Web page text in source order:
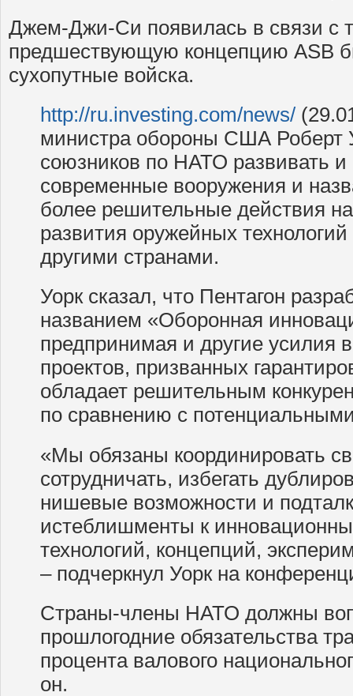
Джем-Джи-Си появилась в связи с
предшествующую концепцию ASB
сухопутные войска.
http://ru.investing.com/news/
министра обороны США Роберт
союзников по НАТО развивать и
современные вооружения и
более решительные действия
развития оружейных
другими странами.
Уорк сказал, что Пентагон
названием «Оборонная
предпринимая и другие усилия
проектов, призванных
обладает решительным
по сравнению с
«Мы обязаны координировать
сотрудничать, избегать
нишевые возможности и
истеблишменты к
технологий, концепций,
– подчеркнул Уорк на
Страны-члены НАТО должны
прошлогодние обязательства
процента валового
он.